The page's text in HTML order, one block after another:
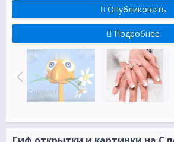
Опубликовать
Подробнее